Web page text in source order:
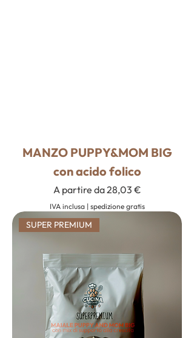
MANZO PUPPY&MOM BIG
con acido folico
A partire da28,03 €
Prezzo scontato
IVA inclusa| spedizione gratis
SUPER PREMIUM